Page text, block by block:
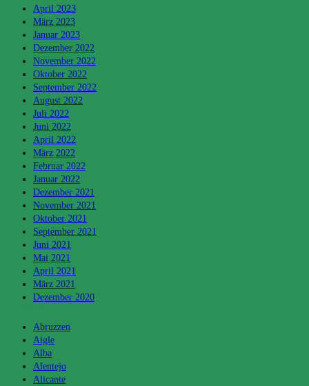
April 2023
März 2023
Januar 2023
Dezember 2022
November 2022
Oktober 2022
September 2022
August 2022
Juli 2022
Juni 2022
April 2022
März 2022
Februar 2022
Januar 2022
Dezember 2021
November 2021
Oktober 2021
September 2021
Juni 2021
Mai 2021
April 2021
März 2021
Dezember 2020
Kategorien
Abruzzen
Aigle
Alba
Alentejo
Alicante